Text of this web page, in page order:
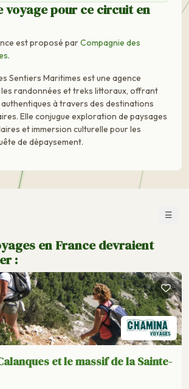
voyage pour ce circuit en
est proposé parCompagnie des
.
Sentiers Maritimes est une agence
les randonnées et treks littoraux, offrant
à travers des destinations
Elle conjugue exploration de paysages
et immersion culturelle pour les
de dépaysement.
☰
en France devraient
:
et le massif de la Sainte-